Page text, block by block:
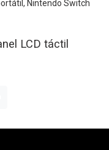
Nintendo Switch
LCD táctil